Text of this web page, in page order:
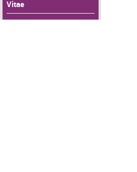
Vitae